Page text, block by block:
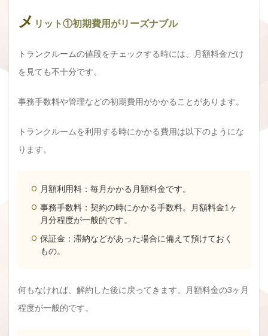
メ リット①初期費用がリーズナブル
トランクルームの値段をチェックする時には、月額料金だけ
を見ても不十分です。
事務手数料や管理などの初期費用がかかることがあります。
トランクルームを利用する時にかかる費用は以下のようにな
ります。
月額利用料：毎月かかる月額料金です。
事務手数料：契約の時にかかる手数料。月額料金1ヶ
月分程度が一般的です。
保証金：滞納などがあった場合に備えて預けておく
もの。
何もなければ、解約した後に戻ってきます。月額料金の3ヶ月
程度が一般的です。